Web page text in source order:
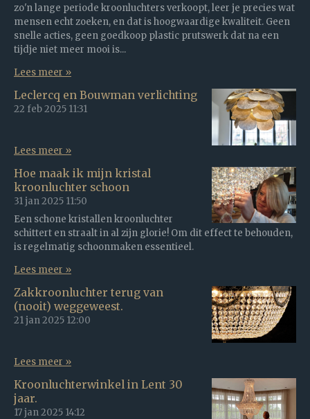
zo'n lange periode kroonluchters verkoopt, leer je precies wat
mensen echt zoeken, en dat is hoogwaardige kwaliteit. Geen
snelle acties, geen goedkoop plastic prutswerk dat na een
tijdje niet meer mooi is...
Lees meer »
Leclercq en Bouwman verlichting
22 feb 2025 11:31
Lees meer »
Hoe maak ik mijn kristal
kroonluchter schoon
31 jan 2025 11:50
Een schone kristallen kroonluchter
schittert en straalt in al zijn glorie! Om dit effect te behouden,
is regelmatig schoonmaken essentieel.
Lees meer »
Zakkroonluchter terug van
(nooit) weggeweest.
21 jan 2025 12:00
Lees meer »
Kroonluchterwinkel in Lent 30
jaar.
17 jan 2025 14:12